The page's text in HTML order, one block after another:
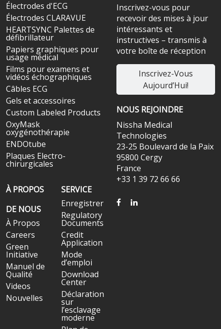
Électrodes d'ECG
Électrodes CLARAVUE
HEARTSYNC Palettes de
défibrillateur
Papiers graphiques pour
usage médical
Films pour examens et
vidéos échographiques
Câbles ECG
Gels et accessoires
Custom Labeled Products
OxyMask
oxygénothérapie
ENDOtube
Plaques Electro-
chirurgicales
À PROPOS
DE NOUS
À Propos
Careers
Green
Initiative
Manuel de
Qualité
Videos
Nouvelles
SERVICE
Enregistrer
Regulatory
Documents
Credit
Application
Mode
d’emploi
Download
Center
Déclaration
sur
l’esclavage
moderne
Inscrivez-vous pour
recevoir des mises à jour
intéressants et
instructives – transmis à
votre boîte de réception
Inscrivez-Vous
Aujourd’Hui!
NOUS REJOINDRE
Nissha Medical
Technologies
23-25 Boulevard de la Paix
95800 Cergy
France
+33 1 39 72 66 66
FACEBOOK
LINKEDIN